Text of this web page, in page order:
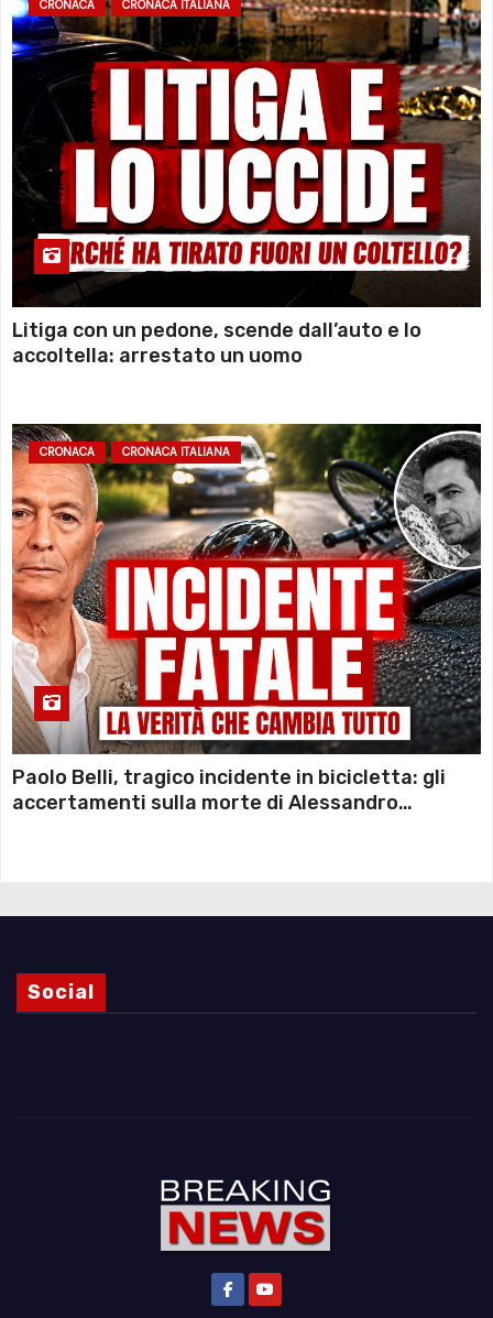
CRONACA CRONACA ITALIANA
Litiga con un pedone, scende dall’auto e lo
accoltella: arrestato un uomo
CRONACA CRONACA ITALIANA
Paolo Belli, tragico incidente in bicicletta: gli
accertamenti sulla morte di Alessandro
Social